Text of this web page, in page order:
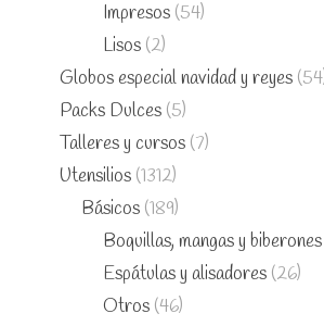
Impresos (54)
Lisos (2)
Globos especial navidad y reyes
Packs Dulces (5)
Talleres y cursos (7)
Utensilios (1312)
Básicos (189)
Boquillas, mangas y biberones
Espátulas y alisadores (26)
Otros (46)